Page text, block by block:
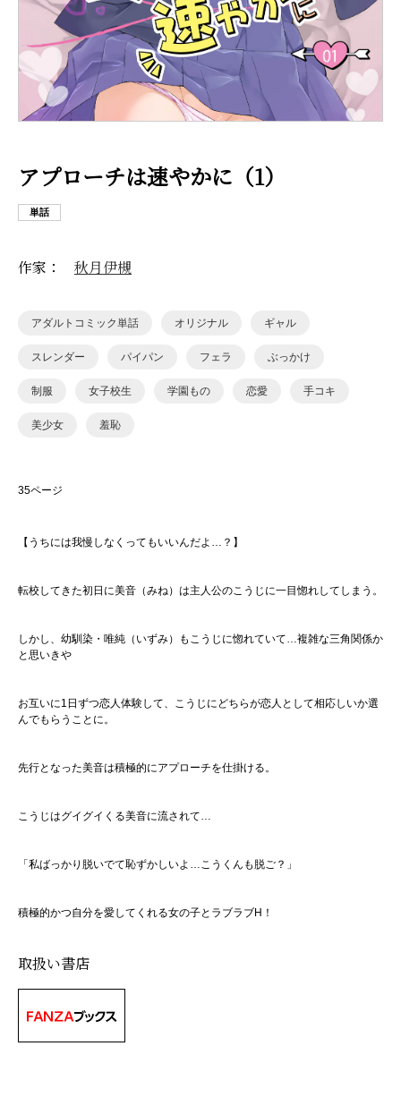
アプローチは速やかに（1）
単話
作家： 秋月伊槻
アダルトコミック単話 オリジナル ギャル
スレンダー パイパン フェラ ぶっかけ
制服 女子校生 学園もの 恋愛 手コキ
美少女 羞恥
35ページ
【うちには我慢しなくってもいいんだよ…？】
転校してきた初日に美音（みね）は主人公のこうじに一目惚れしてしまう。
しかし、幼馴染・唯純（いずみ）もこうじに惚れていて…複雑な三角関係か
と思いきや
お互いに1日ずつ恋人体験して、こうじにどちらが恋人として相応しいか選
んでもらうことに。
先行となった美音は積極的にアプローチを仕掛ける。
こうじはグイグイくる美音に流されて…
「私ばっかり脱いでて恥ずかしいよ…こうくんも脱ご？」
積極的かつ自分を愛してくれる女の子とラブラブH！
取扱い書店